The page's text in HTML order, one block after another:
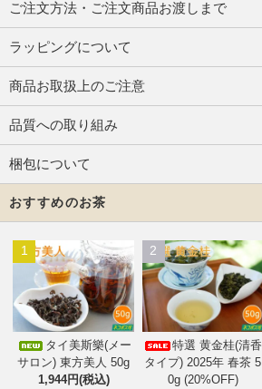
ご注文方法・ご注文商品お渡しまで
ラッピングについて
商品お取扱上のご注意
品質への取り組み
梱包について
おすすめのお茶
1
タイ美斯樂(メー
サロン) 東方美人 50g
1,944円(税込)
2
特選 黄金桂(清香
タイプ) 2025年 春茶 5
0g (20%OFF)